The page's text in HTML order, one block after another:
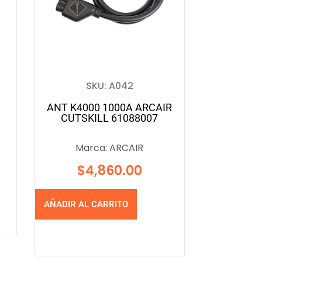
SKU: A042
ANT K4000 1000A ARCAIR
CUTSKILL 61088007
Marca:ARCAIR
$4,860.00
AÑADIR AL CARRITO